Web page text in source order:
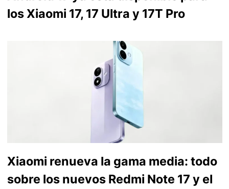
los Xiaomi 17, 17 Ultra y 17T Pro
Xiaomi renueva la gama media: todo
sobre los nuevos Redmi Note 17 y el